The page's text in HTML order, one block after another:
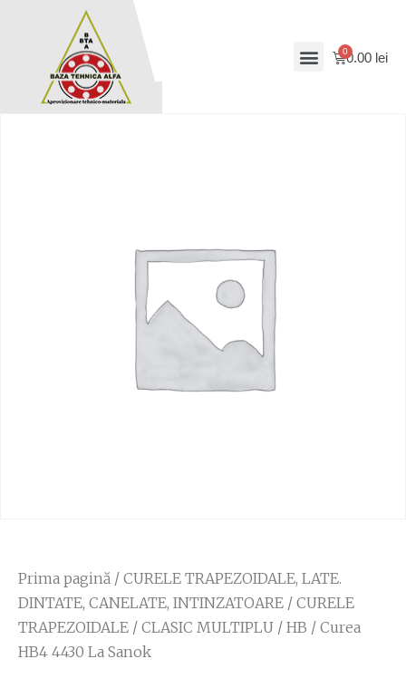
0.00 lei
Prima pagină / CURELE TRAPEZOIDALE, LATE.
DINTATE, CANELATE, INTINZATOARE / CURELE
TRAPEZOIDALE / CLASIC MULTIPLU / HB / Curea
HB4 4430 La Sanok